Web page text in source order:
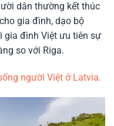
dân thường kết thúc
gia đình, dạo bộ
gia đình Việt ưu tiên sự
so với Riga.
người Việt ở Latvia.